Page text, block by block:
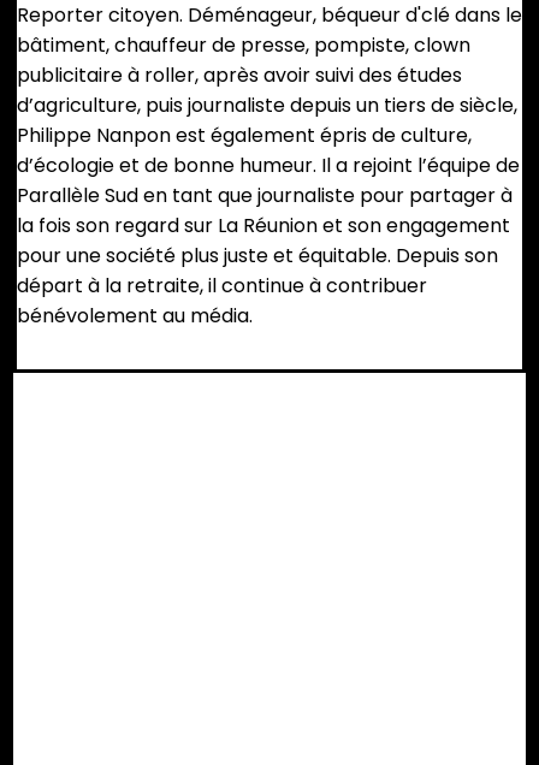
Reporter citoyen. Déménageur, béqueur d'clé dans le
bâtiment, chauffeur de presse, pompiste, clown
publicitaire à roller, après avoir suivi des études
d’agriculture, puis journaliste depuis un tiers de siècle,
Philippe Nanpon est également épris de culture,
d’écologie et de bonne humeur. Il a rejoint l’équipe de
Parallèle Sud en tant que journaliste pour partager à
la fois son regard sur La Réunion et son engagement
pour une société plus juste et équitable. Depuis son
départ à la retraite, il continue à contribuer
bénévolement au média.